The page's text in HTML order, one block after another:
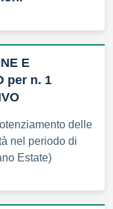
E
per n. 1
delle
nel periodo di
Estate)